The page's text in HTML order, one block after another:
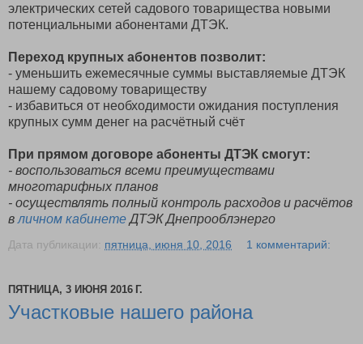
электрических сетей садового товарищества новыми
потенциальными абонентами ДТЭК.
Переход крупных абонентов позволит:
- уменьшить ежемесячные суммы выставляемые ДТЭК
нашему садовому товариществу
- избавиться от необходимости ожидания поступления
крупных сумм денег на расчётный счёт
При прямом договоре абоненты ДТЭК смогут:
- воспользоваться всеми преимуществами
многотарифных планов
- осуществлять полный контроль расходов и расчётов
в личном кабинете ДТЭК Днепрооблэнерго
Дата публикации: пятница, июня 10, 2016 1 комментарий:
ПЯТНИЦА, 3 ИЮНЯ 2016 Г.
Участковые нашего района